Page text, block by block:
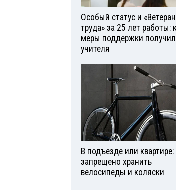
Особый статус и «Ветеран
труда» за 25 лет работы:
меры поддержки
учителя
В подъезде или квартире:
запрещено хранить
велосипеды и коляски